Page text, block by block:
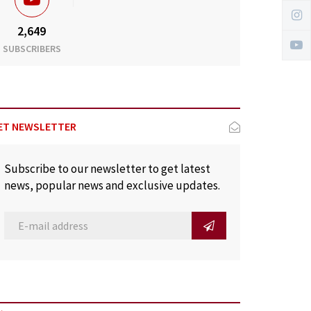
2,649
SUBSCRIBERS
NEWSLETTER
Subscribe to our newsletter to get latest
news, popular news and exclusive updates.